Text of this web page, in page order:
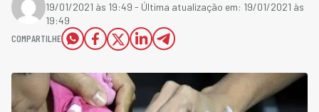
19/01/2021 às 19:49 - Última atualização em: 19/01/2021 às
19:49
COMPARTILHE